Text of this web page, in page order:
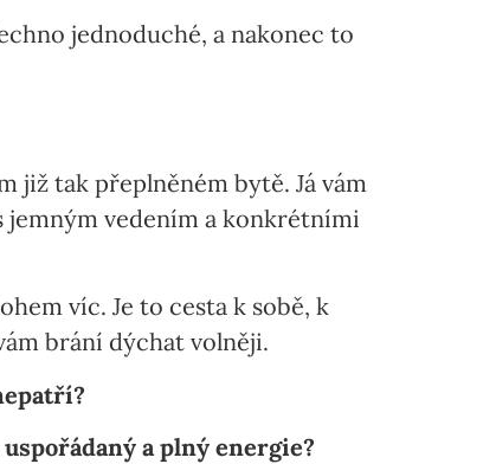
jednoduché, a nakonec to
již tak přeplněném bytě. Já vám
jemným vedením a konkrétními
víc. Je to cesta k sobě, k
brání dýchat volněji.
a plný energie?